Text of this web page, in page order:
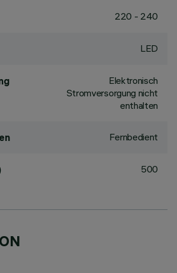
220 - 240
LED
Elektronisch
Stromversorgung nicht
enthalten
Fernbedient
500